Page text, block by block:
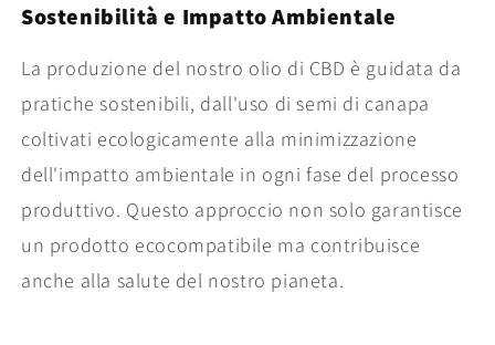
Sostenibilità e Impatto Ambientale
La produzione del nostro olio di CBD è guidata da
pratiche sostenibili, dall'uso di semi di canapa
coltivati ecologicamente alla minimizzazione
dell'impatto ambientale in ogni fase del processo
produttivo. Questo approccio non solo garantisce
un prodotto ecocompatibile ma contribuisce
anche alla salute del nostro pianeta.